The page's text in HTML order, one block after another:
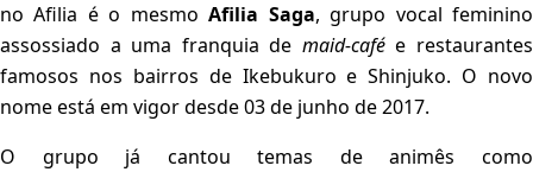
no Afilia é o mesmoAfilia Saga, grupo vocal feminino
assossiado a uma franquia de maid-cafée restaurantes
famosos nos bairros de Ikebukuro e Shinjuko. O novo
nome está em vigor desde 03 de junho de 2017.
O grupo já cantou temas de animês como